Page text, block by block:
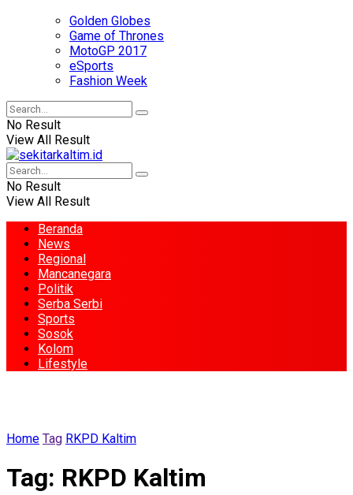
Golden Globes
Game of Thrones
MotoGP 2017
eSports
Fashion Week
No Result
View All Result
No Result
View All Result
Beranda
News
Regional
Mancanegara
Politik
Serba Serbi
Sports
Sosok
Kolom
Lifestyle
Home Tag RKPD Kaltim
Tag: RKPD Kaltim